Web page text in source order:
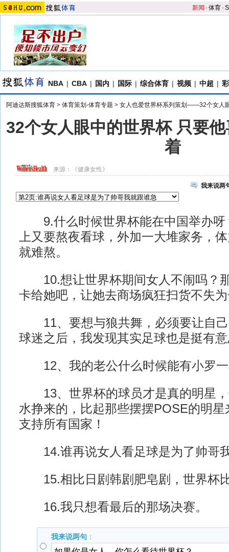
新闻 -体育-S
NBA | CBA | 国内 | 国际 | 综合体育 | 视频 | 中超 |
阿迪达斯搜狐体育 > 体育策划-体育专题 > 女人也爱世界杯系列策划——32个女人
32个女人眼中的世界杯 只要
着
来源： 《健康女性》
我来说两
9.什么时候世界杯能在中国举办呀
上又要熬夜看球，外加一大堆家务，
就难熬。
10.想让世界杯期间女人不闹吗？
卡给她吧，让她去商场疯狂扫货不失
11、要想与狼共舞，必须要让自己
球迷之后，我发现其实足球也是挺有
12、我的老公什么时候能有小罗一
13、世界杯的球员才是真的明星，
水挣来的，比起那些摆摆POSE的明
支持所有国家！
14.谁再说女人看足球是为了帅哥
15.相比日剧韩剧肥皂剧，世界杯
16.我只想看最后的那场决赛。
我来说两句 ：